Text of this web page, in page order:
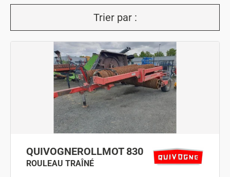
Trier par :
ROULEAU TRAÎNÉ
QUIVOGNEROLLMOT 830